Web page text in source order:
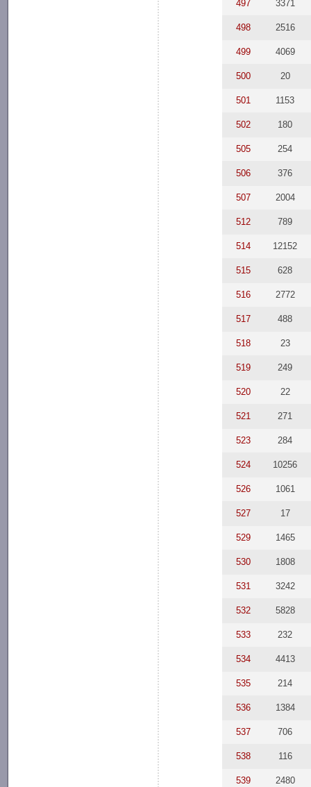
497 3371
498 2516
499 4069
500 20
501 1153
502 180
505 254
506 376
507 2004
512 789
514 12152
515 628
516 2772
517 488
518 23
519 249
520 22
521 271
523 284
524 10256
526 1061
527 17
529 1465
530 1808
531 3242
532 5828
533 232
534 4413
535 214
536 1384
537 706
538 116
539 2480